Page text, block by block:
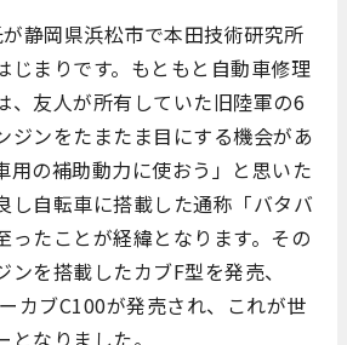
静岡県浜松市で本田技術研究所
じまりです。もともと自動車修理
、友人が所有していた旧陸軍の6
ジンをたまたま目にする機会があ
用の補助動力に使おう」と思いた
し自転車に搭載した通称「バタバ
ったことが経緯となります。その
を搭載したカブF型を発売、
カブC100が発売され、これが世